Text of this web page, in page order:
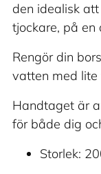
den idealisk
tjockare, på en
Rengör din
vatten med lite
Handtaget är
för både dig
Storlek: